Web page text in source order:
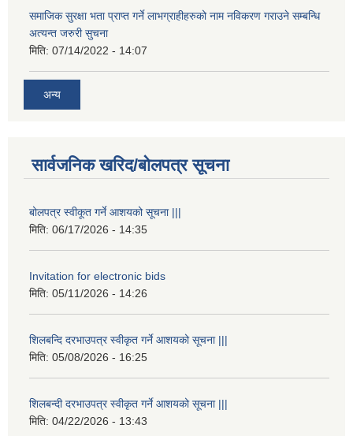
समाजिक सुरक्षा भता प्राप्त गर्ने लाभग्राहीहरुको नाम नविकरण गराउने सम्बन्धि
अत्यन्त जरुरी सुचना
मिति: 07/14/2022 - 14:07
अन्य
सार्वजनिक खरिद/बोलपत्र सूचना
बोलपत्र स्वीकूत गर्ने आशयको सूचना |||
मिति: 06/17/2026 - 14:35
Invitation for electronic bids
मिति: 05/11/2026 - 14:26
शिलबन्दि दरभाउपत्र स्वीकृत गर्ने आशयको सूचना |||
मिति: 05/08/2026 - 16:25
शिलबन्दी दरभाउपत्र स्वीकृत गर्ने आशयको सूचना |||
मिति: 04/22/2026 - 13:43